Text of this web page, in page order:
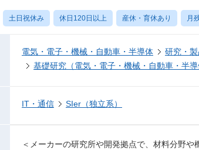
土日祝休み 休日120日以上 産休・育休あり 月
電気・電子・機械・自動車・半導体
研究・
基礎研究（電気・電子・機械・自動車・半導
IT・通信 SIer（独立系）
＜メーカーの研究所や開発拠点で、材料分野